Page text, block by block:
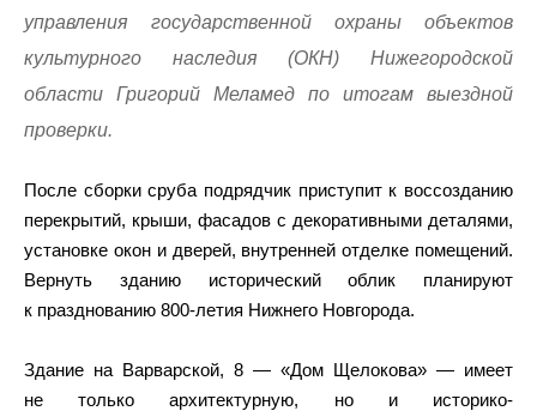
управления государственной охраны объектов
культурного наследия (ОКН) Нижегородской
области Григорий Меламед по итогам выездной
проверки.
После сборки сруба подрядчик приступит к воссозданию
перекрытий, крыши, фасадов с декоративными деталями,
установке окон и дверей, внутренней отделке помещений.
Вернуть зданию исторический облик планируют
к празднованию 800-летия Нижнего Новгорода.
Здание на Варварской, 8 — «Дом Щелокова» — имеет
не только архитектурную, но и историко-